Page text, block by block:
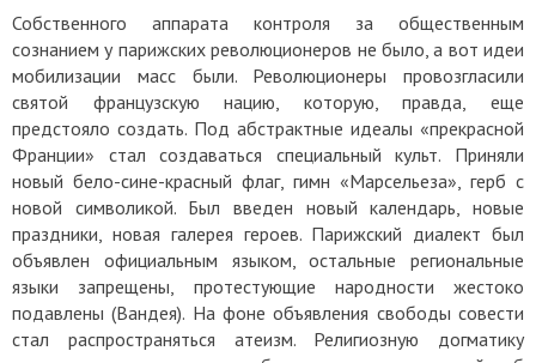
Собственного аппарата контроля за общественным
сознанием у парижских революционеров не было, а вот идеи
мобилизации масс были. Революционеры провозгласили
святой французскую нацию, которую, правда, еще
предстояло создать. Под абстрактные идеалы «прекрасной
Франции» стал создаваться специальный культ. Приняли
новый бело-сине-красный флаг, гимн «Марсельеза», герб с
новой символикой. Был введен новый календарь, новые
праздники, новая галерея героев. Парижский диалект был
объявлен официальным языком, остальные региональные
языки запрещены, протестующие народности жестоко
подавлены (Вандея). На фоне объявления свободы совести
стал распространяться атеизм. Религиозную догматику